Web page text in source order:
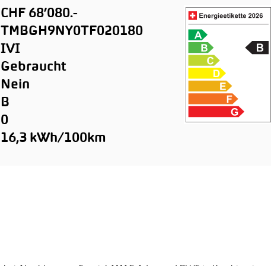
CHF 68’080.-
TMBGH9NY0TF020180
IVI
Gebraucht
Nein
B
0
16,3 kWh/100km